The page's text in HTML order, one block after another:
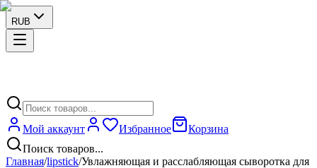
RUB
Мой аккаунт Избранное
Корзина
Поиск товаров...
Главная/lipstick/Увлажняющая и расслабляющая сыворотка для